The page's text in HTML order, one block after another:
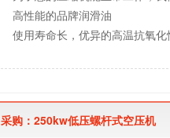
高性能的品牌润滑油
使用寿命长，优异的高温抗氧
采购：250kw低压螺杆式空压机